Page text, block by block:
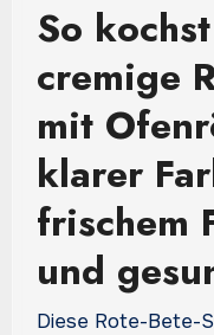
So
cremige
mit
klarer
frischem
und
Diese Rote-Bete-Suppe bringt Farbe und Wärme